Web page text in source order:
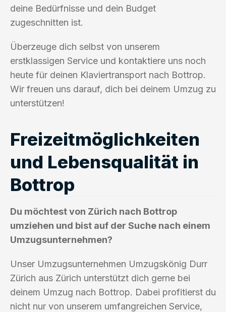
deine Bedürfnisse und dein Budget
zugeschnitten ist.
Überzeuge dich selbst von unserem
erstklassigen Service und kontaktiere uns noch
heute für deinen Klaviertransport nach Bottrop.
Wir freuen uns darauf, dich bei deinem Umzug zu
unterstützen!
Freizeitmöglichkeiten
und Lebensqualität in
Bottrop
Du möchtest von Zürich nach Bottrop
umziehen und bist auf der Suche nach einem
Umzugsunternehmen?
Unser Umzugsunternehmen Umzugskönig Durr
Zürich aus Zürich unterstützt dich gerne bei
deinem Umzug nach Bottrop. Dabei profitierst du
nicht nur von unserem umfangreichen Service,